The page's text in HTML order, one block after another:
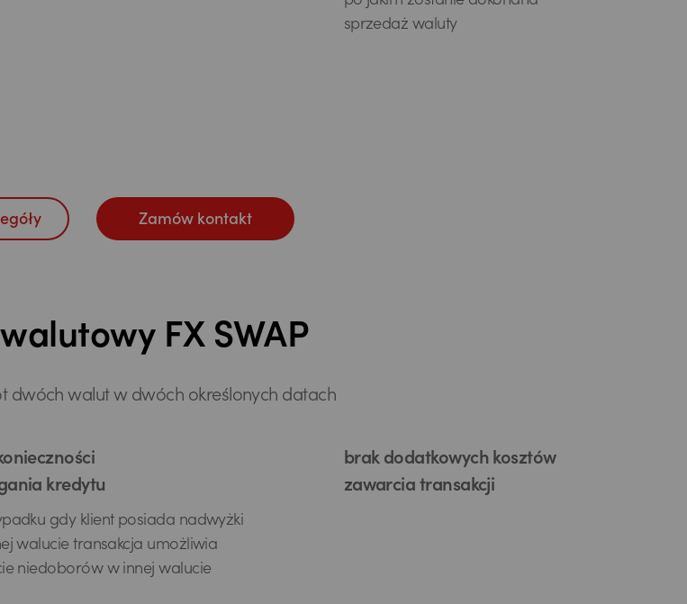
sprzedaż waluty
Zamów kontakt
FX SWAP
dwóch walut w dwóch określonych datach
kredytu
gdy klient posiada nadwyżki
walucie transakcja umożliwia
niedoborów w innej walucie
brak dodatkowych kosztów
zawarcia transakcji